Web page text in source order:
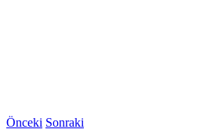
Önceki Sonraki